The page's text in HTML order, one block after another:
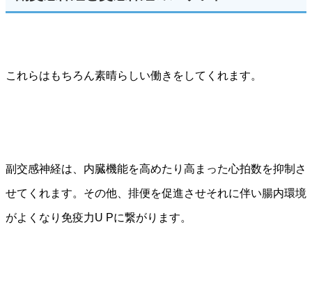
これらはもちろん素晴らしい働きをしてくれます。
副交感神経は、内臓機能を高めたり高まった心拍数を抑制さ
せてくれます。その他、排便を促進させそれに伴い腸内環境
がよくなり免疫力U Pに繋がります。